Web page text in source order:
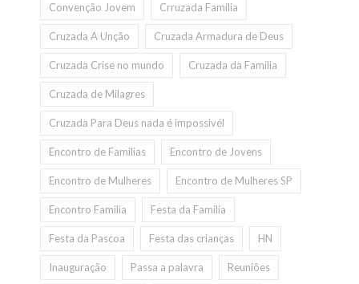
Convenção Jovem Crruzada Familia
Cruzada A Unção Cruzada Armadura de Deus
Cruzada Crise no mundo Cruzada da Familia
Cruzada de Milagres
Cruzada Para Deus nada é impossivél
Encontro de Familias Encontro de Jovens
Encontro de Mulheres Encontro de Mulheres SP
Encontro Familia Festa da Familia
Festa da Pascoa Festa das crianças HN
Inauguração Passa a palavra Reuniões